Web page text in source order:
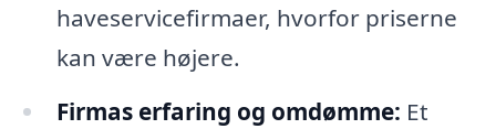
haveservicefirmaer, hvorfor priserne
kan være højere.
Firmas erfaring og omdømme: Et